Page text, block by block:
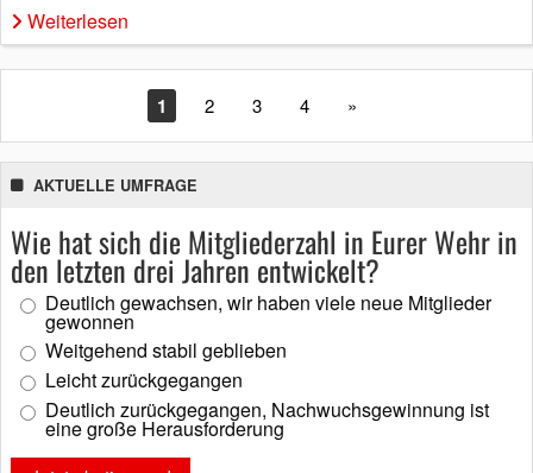
Weiterlesen
1 2 3 4 »
AKTUELLE UMFRAGE
Wie hat sich die Mitgliederzahl in Eurer Wehr in
den letzten drei Jahren entwickelt?
Deutlich gewachsen, wir haben viele neue Mitglieder
gewonnen
Weitgehend stabil geblieben
Leicht zurückgegangen
Deutlich zurückgegangen, Nachwuchsgewinnung ist
eine große Herausforderung